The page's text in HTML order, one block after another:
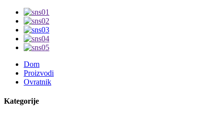
Dom
Proizvodi
Ovratnik
Kategorije